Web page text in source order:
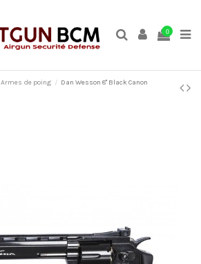
0
Armes de poing
Dan Wesson 8'' Black Canon